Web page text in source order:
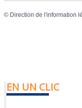
© Direction de l'information
EN UN CLIC